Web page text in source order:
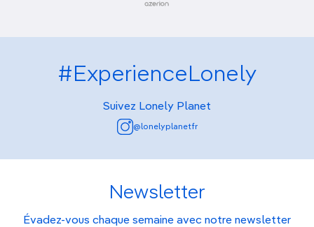
#ExperienceLonely
Suivez Lonely Planet
@lonelyplanetfr
Newsletter
Évadez-vous chaque semaine avec notre newsletter